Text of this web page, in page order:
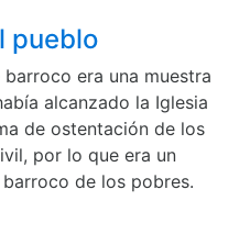
pueblo
era una muestra
alcanzado la Iglesia
de ostentación de los
por lo que era un
de los pobres.